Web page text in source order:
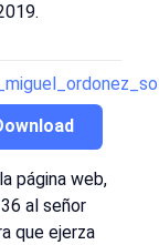
página web,
al señor
que ejerza